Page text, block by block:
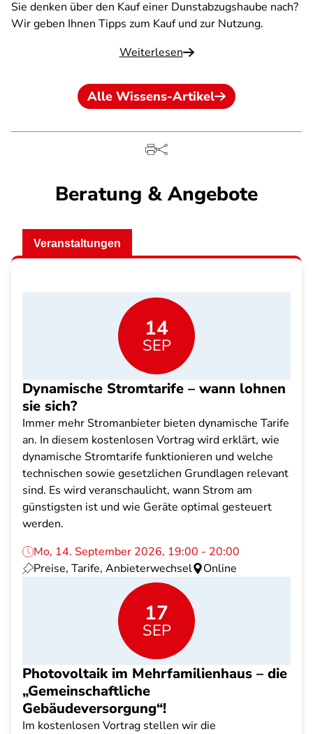
Sie denken über den Kauf einer Dunstabzugshaube nach?
Wir geben Ihnen Tipps zum Kauf und zur Nutzung.
Weiterlesen
Alle Wissens-Artikel
Beratung & Angebote
Veranstaltungen
14
SEP
Dynamische Stromtarife – wann lohnen
sie sich?
Immer mehr Stromanbieter bieten dynamische Tarife
an. In diesem kostenlosen Vortrag wird erklärt, wie
dynamische Stromtarife funktionieren und welche
technischen sowie gesetzlichen Grundlagen relevant
sind. Es wird veranschaulicht, wann Strom am
günstigsten ist und wie Geräte optimal gesteuert
werden.
Mo, 14. September 2026, 19:00 - 20:00
Preise, Tarife, Anbieterwechsel
Online
17
SEP
Photovoltaik im Mehrfamilienhaus – die
„Gemeinschaftliche
Gebäudeversorgung“!
Im kostenlosen Vortrag stellen wir die